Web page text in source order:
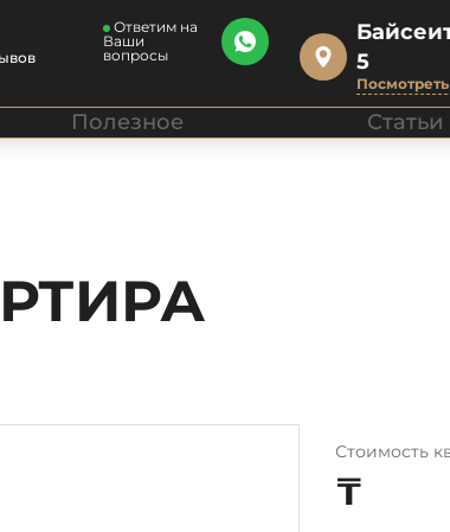
Ответим на
Ваши
вопросы
5
Полезное Статьи
Стоимость
₸